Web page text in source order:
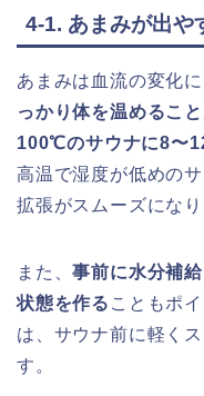
4-1. あまみが出や
あまみは血流の変化
っかり体を温めること
100℃のサウナに8〜
高温で湿度が低めの
拡張がスムーズになり
また、事前に水分補
状態を作る こともポ
は、サウナ前に軽く
す。